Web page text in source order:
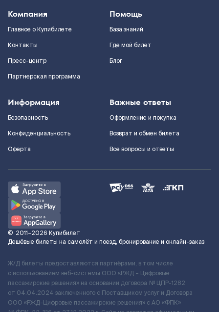
Компания
Главное о Купибилете
Контакты
Пресс-центр
Партнерская программа
Помощь
База знаний
Где мой билет
Блог
Информация
Безопасность
Конфиденциальность
Оферта
Важные ответы
Оформление и покупка
Возврат и обмен билета
Все вопросы и ответы
© 2011–2026 Купибилет
Дешёвые билеты на самолёт и поезд, бронирование и онлайн-заказ
Ж/Д билеты предоставляются партнёрами, в том числе
с использованием веб-системы ООО «РЖД – Цифровые
пассажирские решения» на основании договора № ЦПР-1282
от 04.04.2024 заключенного с Поставщиком услуг и Договора
ООО «РЖД-Цифровые пассажирские решения» c АО «ФПК»